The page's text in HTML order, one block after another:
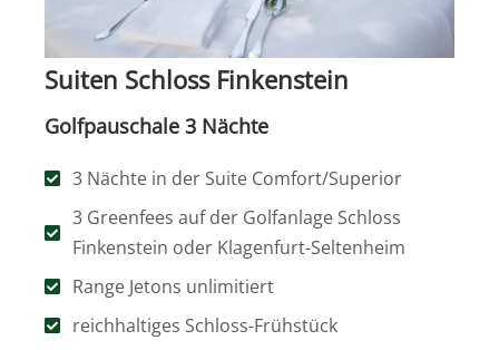
Suiten Schloss Finkenstein
Golfpauschale 3 Nächte
3 Nächte in der Suite Comfort/Superior
3 Greenfees auf der Golfanlage Schloss
Finkenstein oder Klagenfurt-Seltenheim
Range Jetons unlimitiert
reichhaltiges Schloss-Frühstück